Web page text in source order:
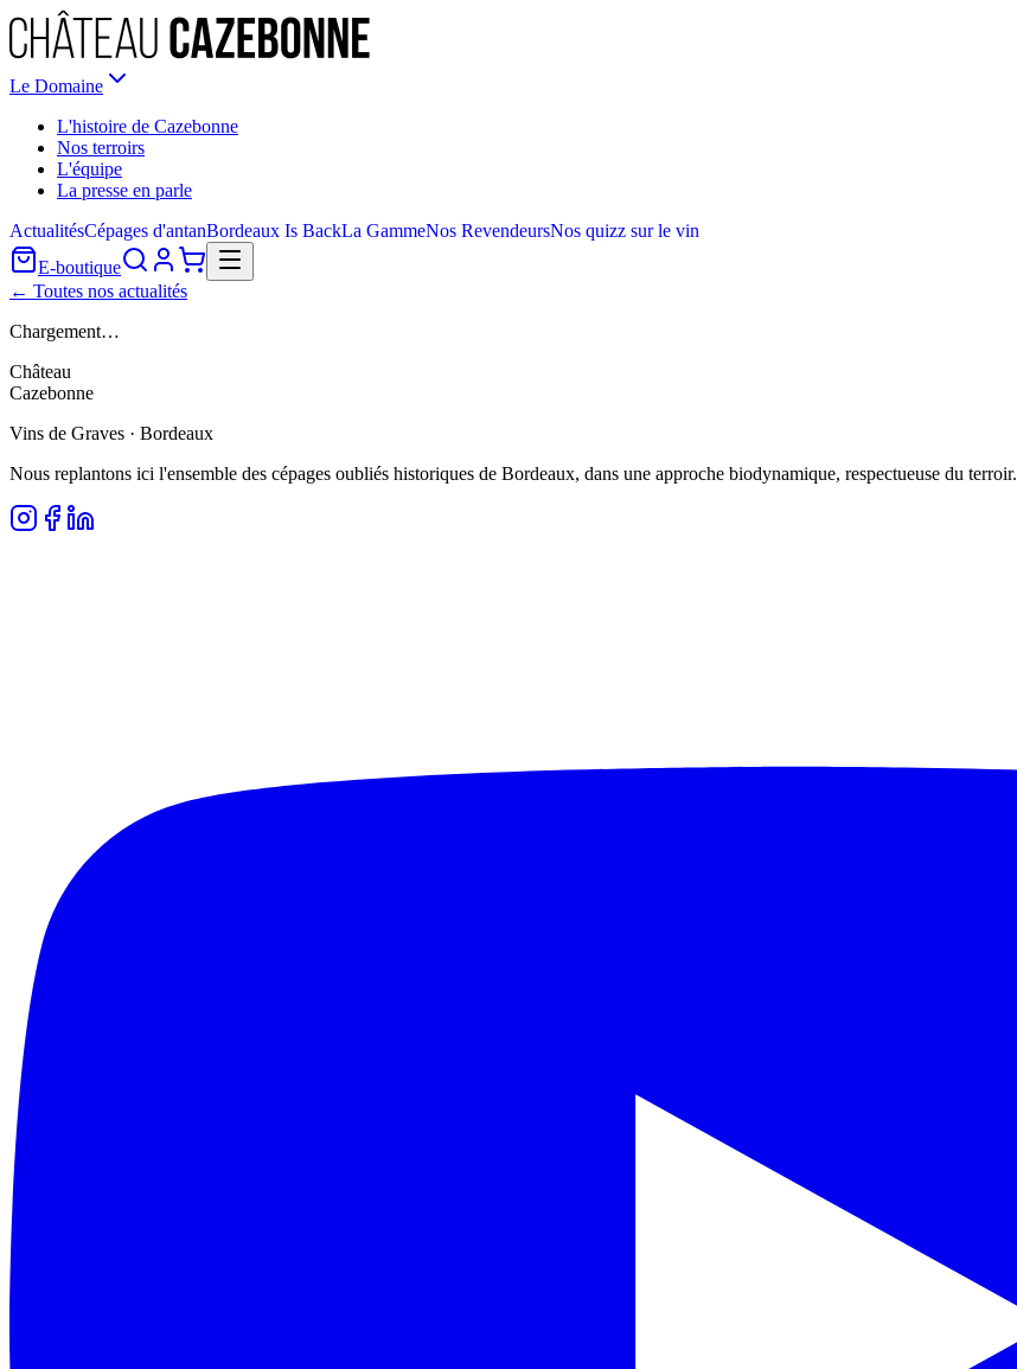
Le Domaine
L'histoire de Cazebonne
Nos terroirs
L'équipe
La presse en parle
ActualitésCépages d'antanBordeaux Is BackLa GammeNos RevendeursNos quizz sur le vin
E-boutique
← Toutes nos actualités
Chargement…
Château
Cazebonne
Vins de Graves · Bordeaux
Nous replantons ici l'ensemble des cépages oubliés historiques de Bordeaux, dans une approche biodynamique, respectueuse du terroir.